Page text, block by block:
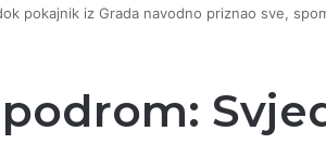
pokajnik iz Grada navodno priznao sve,